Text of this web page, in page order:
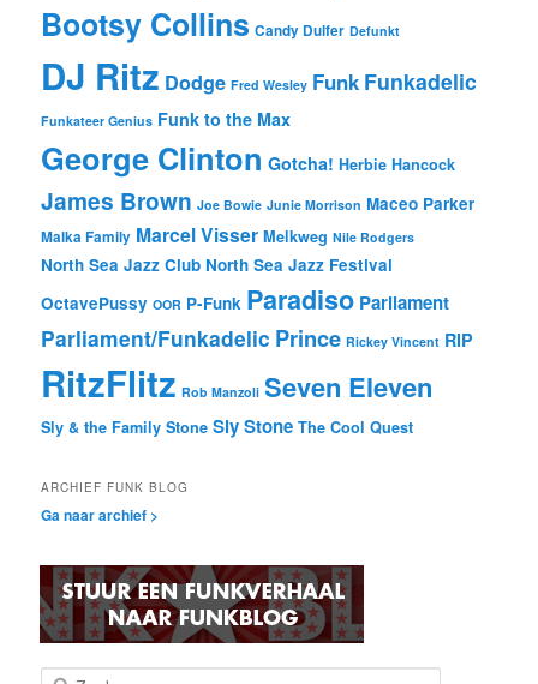
Bootsy Collins Candy Dulfer Defunkt
DJ Ritz Dodge Fred Wesley Funk Funkadelic
Funkateer Genius Funk to the Max
George Clinton Gotcha! Herbie Hancock
James Brown Joe Bowie Junie Morrison Maceo Parker
Malka Family Marcel Visser Melkweg Nile Rodgers
North Sea Jazz Club North Sea Jazz Festival
OctavePussy OOR P-Funk Paradiso Parliament
Parliament/Funkadelic Prince Rickey Vincent RIP
RitzFlitz Rob Manzoli Seven Eleven
Sly & the Family Stone Sly Stone The Cool Quest
ARCHIEF FUNK BLOG
Ga naar archief >